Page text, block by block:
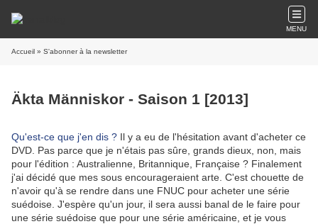
MENU
Accueil » S'abonner à la newsletter
Äkta Människor - Saison 1 [2013]
Qu'est-ce que j'en dis ? Il y a eu de l'hésitation avant d'acheter ce
DVD. Pas parce que je n'étais pas sûre, grands dieux, non, mais
pour l'édition : Australienne, Britannique, Française ? Finalement
j'ai décidé que mes sous encourageraient arte. C'est chouette de
n'avoir qu'à se rendre dans une FNUC pour acheter une série
suédoise. J'espère qu'un jour, il sera aussi banal de le faire pour
une série suédoise que pour une série américaine, et je vous